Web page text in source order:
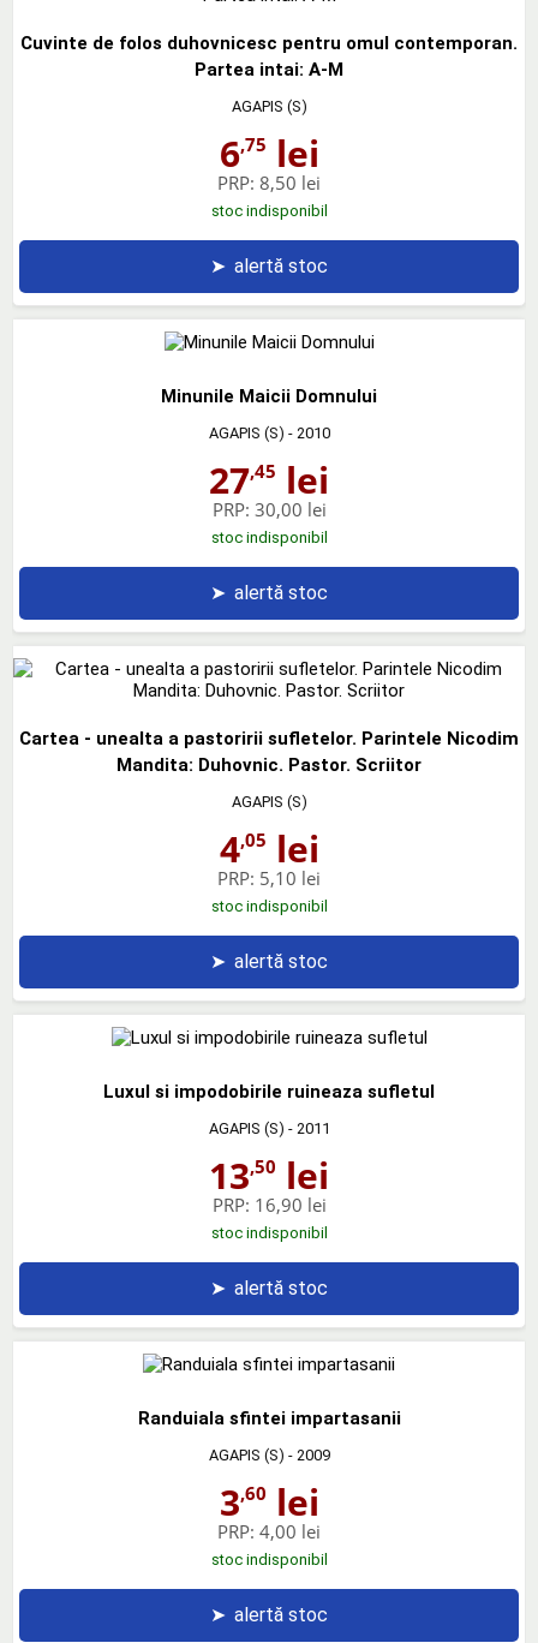
Cuvinte de folos duhovnicesc pentru omul contemporan.
Partea intai: A-M
AGAPIS (S)
6,75 lei
PRP: 8,50 lei
stoc indisponibil
➤ alertă stoc
Minunile Maicii Domnului
AGAPIS (S) - 2010
27,45 lei
PRP: 30,00 lei
stoc indisponibil
➤ alertă stoc
Cartea - unealta a pastoririi sufletelor. Parintele Nicodim
Mandita: Duhovnic. Pastor. Scriitor
AGAPIS (S)
4,05 lei
PRP: 5,10 lei
stoc indisponibil
➤ alertă stoc
Luxul si impodobirile ruineaza sufletul
AGAPIS (S) - 2011
13,50 lei
PRP: 16,90 lei
stoc indisponibil
➤ alertă stoc
Randuiala sfintei impartasanii
AGAPIS (S) - 2009
3,60 lei
PRP: 4,00 lei
stoc indisponibil
➤ alertă stoc